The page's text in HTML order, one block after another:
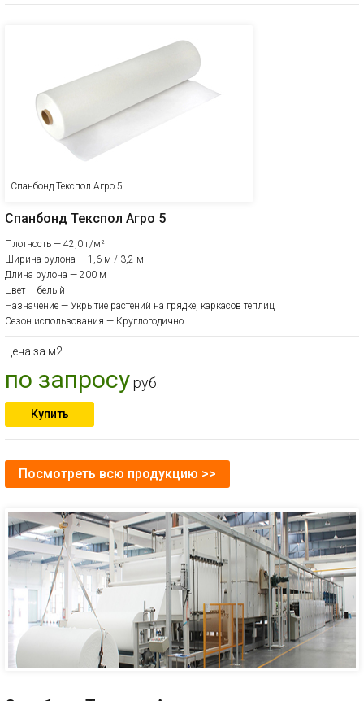
Спанбонд Текспол Агро 5
Спанбонд Текспол Агро 5
Плотность — 42,0 г/м²
Ширина рулона — 1,6 м / 3,2 м
Длина рулона — 200 м
Цвет — белый
Назначение — Укрытие растений на грядке, каркасов теплиц
Сезон использования — Круглогодично
Цена за м2
по запросуруб.
Купить
Посмотреть всю продукцию >>